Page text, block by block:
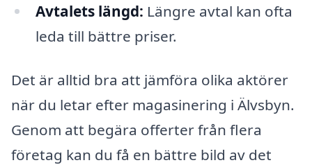
Avtalets längd: Längre avtal kan ofta
leda till bättre priser.
Det är alltid bra att jämföra olika aktörer
när du letar efter magasinering i Älvsbyn.
Genom att begära offerter från flera
företag kan du få en bättre bild av det